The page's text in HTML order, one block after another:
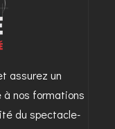
assurez un
à nos formations
du spectacle-